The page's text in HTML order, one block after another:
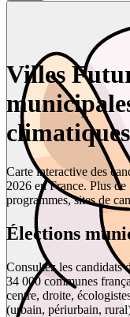
Villes
climatiques
Carte interactive des
2026 en France. Plus
programmes, sites de
Élections
Consultez les candidats
34 000 communes
centre, droite,
(urbain, périurbain,